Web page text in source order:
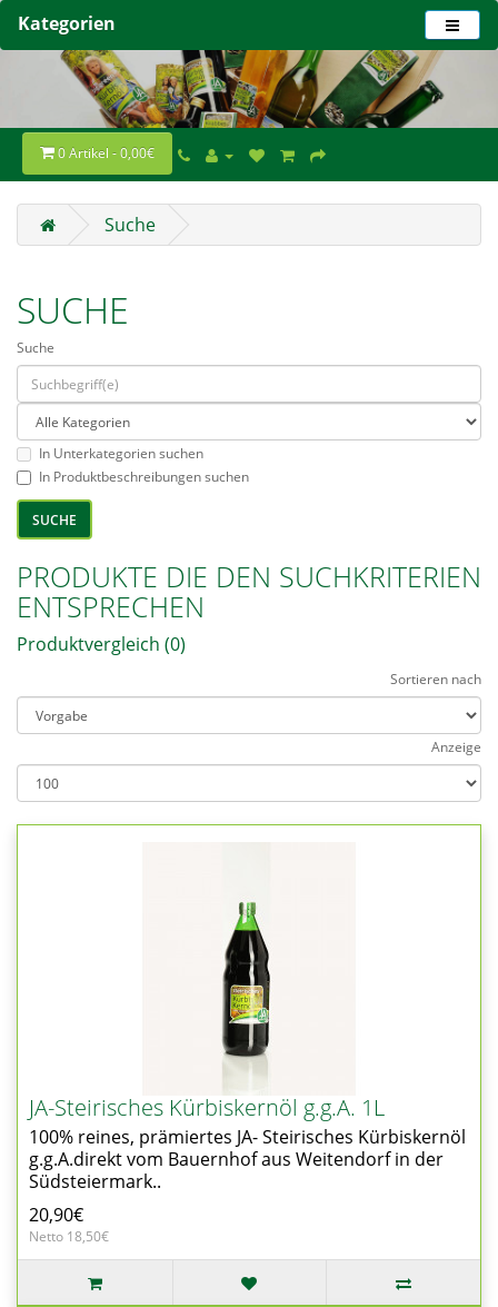
Kategorien
0 Artikel - 0,00€
Suche
SUCHE
Suche
In Unterkategorien suchen
In Produktbeschreibungen suchen
PRODUKTE DIE DEN SUCHKRITERIEN
ENTSPRECHEN
Produktvergleich (0)
Sortieren nach
Anzeige
JA-Steirisches Kürbiskernöl g.g.A. 1L
100% reines, prämiertes JA- Steirisches Kürbiskernöl
g.g.A.direkt vom Bauernhof aus Weitendorf in der
Südsteiermark..
20,90€
Netto 18,50€